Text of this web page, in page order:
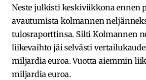
Neste julkisti keskiviikkona ennen
avautumista kolmannen
tulosraporttinsa. Silti Kolmannen
liikevaihto jäi selvästi
miljardia euroa. Vuotta aiemmin
miljardia euroa.